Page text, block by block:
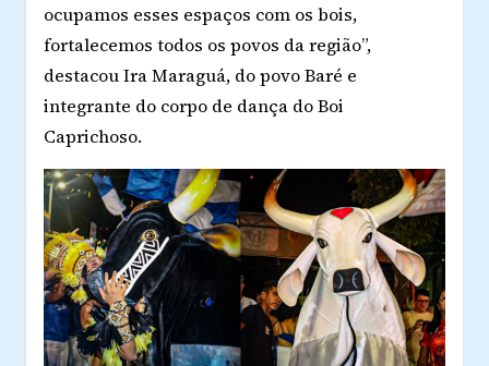
ocupamos esses espaços com os bois,
fortalecemos todos os povos da região”,
destacou Ira Maraguá, do povo Baré e
integrante do corpo de dança do Boi
Caprichoso.